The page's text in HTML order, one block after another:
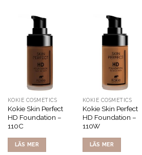
KOKIE COSMETICS
Kokie Skin Perfect
HD Foundation –
110C
LÄS MER
KOKIE COSMETICS
Kokie Skin Perfect
HD Foundation –
110W
LÄS MER